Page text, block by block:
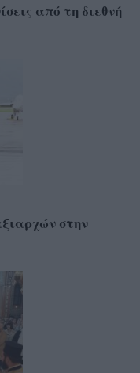
από τη διεθνή
στην